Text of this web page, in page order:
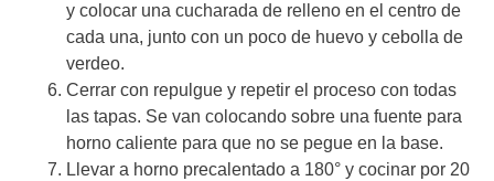
y colocar una cucharada de relleno en el centro de
cada una, junto con un poco de huevo y cebolla de
verdeo.
Cerrar con repulgue y repetir el proceso con todas
las tapas. Se van colocando sobre una fuente para
horno caliente para que no se pegue en la base.
Llevar a horno precalentado a 180° y cocinar por 20